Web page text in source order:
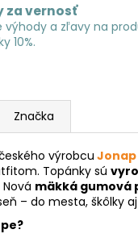
za vernosť
výhody a zľavy na
10%.
Značka
výrobcuJonap
Topánky sú
mäkká gumová
– do mesta, škôlky